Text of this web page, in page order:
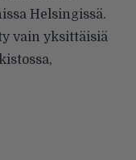
Helsingissä.
vain yksittäisiä